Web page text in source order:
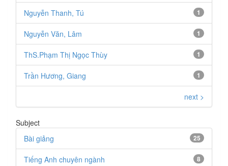
1
Nguyễn Thanh, Tú
1
Nguyễn Văn, Lâm
1
ThS.Phạm Thị Ngọc Thùy
1
Trần Hương, Giang
next >
Subject
25
Bài giảng
8
Tiếng Anh chuyên ngành